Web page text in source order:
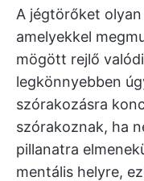
A jégtörőket
amelyekkel
mögött rejlő
legkönnyebben
szórakozásra
szórakoznak, ha
pillanatra
mentális helyre,